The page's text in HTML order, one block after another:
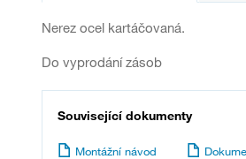
Nerez ocel kartáčovaná.
Do vyprodání zásob
Související dokumenty
Montážní návod